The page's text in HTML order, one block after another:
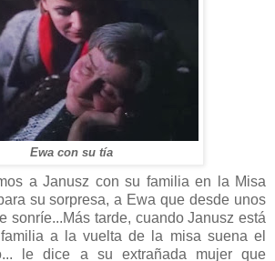
Ewa con su tía
a Janusz con su familia en la Misa
su sorpresa, a Ewa que desde unos
sonríe...Más tarde, cuando Janusz está
a la vuelta de la misa suena el
le dice a su extrañada mujer que